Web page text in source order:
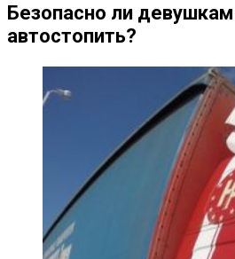
Безопасно ли
автостопить?